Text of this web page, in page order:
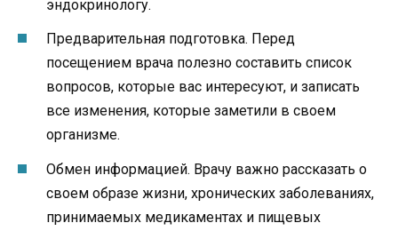
эндокринологу.
Предварительная подготовка. Перед
посещением врача полезно составить список
вопросов, которые вас интересуют, и записать
все изменения, которые заметили в своем
организме.
Обмен информацией. Врачу важно рассказать о
своем образе жизни, хронических заболеваниях,
принимаемых медикаментах и пищевых